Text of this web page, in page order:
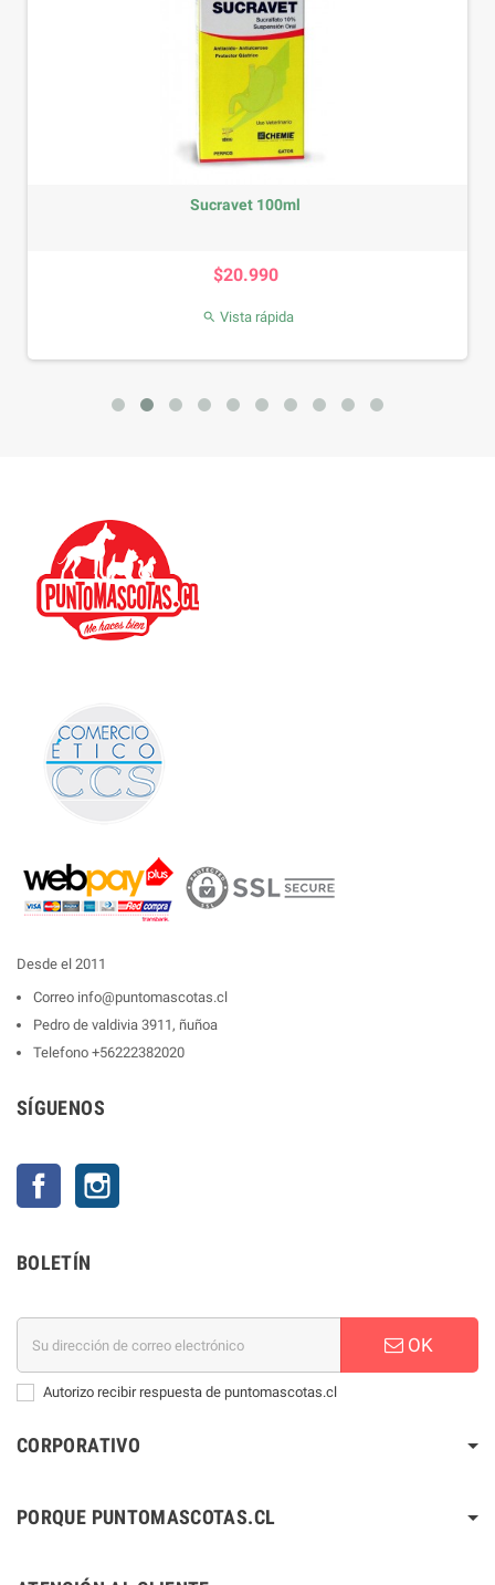
Sucravet 100ml
$20.990
 Vista rápida
Desde el 2011
Correo info@puntomascotas.cl
Pedro de valdivia 3911, ñuñoa
Telefono +56222382020
SÍGUENOS
Facebook
BOLETÍN
OK
Autorizo recibir respuesta de puntomascotas.cl
CORPORATIVO
PORQUE PUNTOMASCOTAS.CL